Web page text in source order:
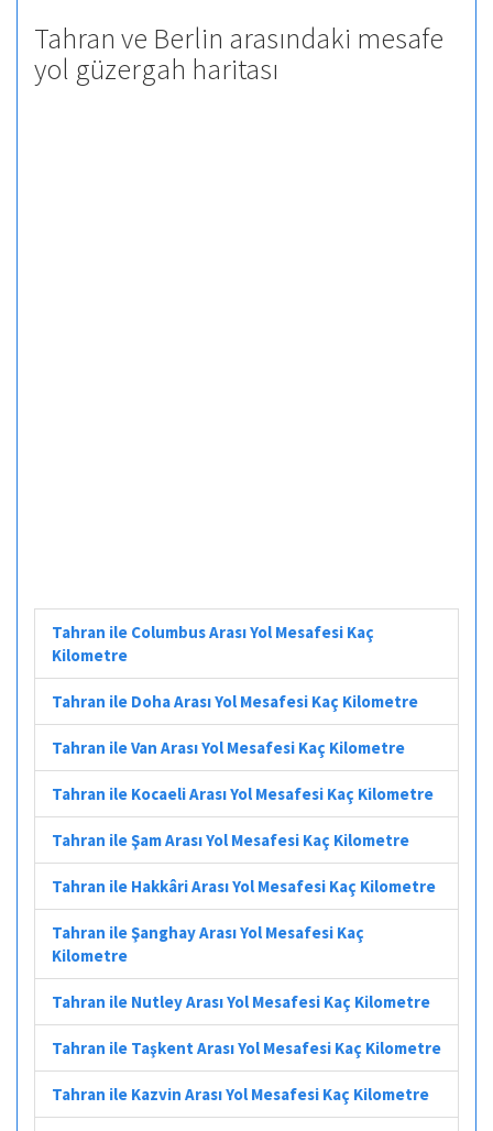
Tahran ve Berlin arasındaki mesafe
yol güzergah haritası
Tahran ile Columbus Arası Yol Mesafesi Kaç
Kilometre
Tahran ile Doha Arası Yol Mesafesi Kaç Kilometre
Tahran ile Van Arası Yol Mesafesi Kaç Kilometre
Tahran ile Kocaeli Arası Yol Mesafesi Kaç Kilometre
Tahran ile Şam Arası Yol Mesafesi Kaç Kilometre
Tahran ile Hakkâri Arası Yol Mesafesi Kaç Kilometre
Tahran ile Şanghay Arası Yol Mesafesi Kaç
Kilometre
Tahran ile Nutley Arası Yol Mesafesi Kaç Kilometre
Tahran ile Taşkent Arası Yol Mesafesi Kaç Kilometre
Tahran ile Kazvin Arası Yol Mesafesi Kaç Kilometre